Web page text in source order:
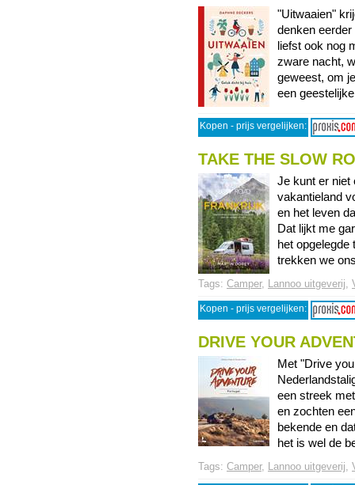
"Uitwaaien"
denken
liefst ook nog
zware nacht,
geweest, om
een
Kopen - prijs vergelijken:
TAKE THE SLOW
Je kunt er niet
vakantieland
en het leven
Dat lijkt me
het
trekken we
Tags: Camper, Lannoo uitgeverij,
Kopen - prijs vergelijken:
DRIVE YOUR
Met "Drive
een streek
en zochten
bekende en
het is wel de
Tags: Camper, Lannoo uitgeverij,